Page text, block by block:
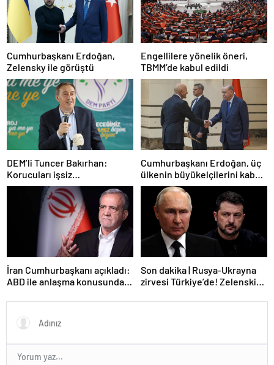
Cumhurbaşkanı Erdoğan,
Zelensky ile görüştü
Engellilere yönelik öneri,
TBMM’de kabul edildi
DEM’li Tuncer Bakırhan:
Korucuları işsiz
bırakmayacağız
Cumhurbaşkanı Erdoğan, üç
ülkenin büyükelçilerini kabul
etti
İran Cumhurbaşkanı açıkladı:
ABD ile anlaşma konusunda
Son dakika | Rusya-Ukrayna
zirvesi Türkiye’de! Zelenskiy
Gözler perşembe gününe